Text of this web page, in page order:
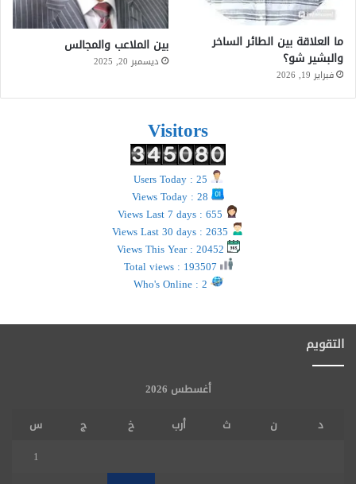
ما العلاقة بين الطائر الساخر
والبشير شو؟
فبراير 19, 2026
بين الملاعب والمجالس
ديسمبر 20, 2025
Visitors
التقويم
أغسطس 2026
د
ن ث أرب خ ج
س
1